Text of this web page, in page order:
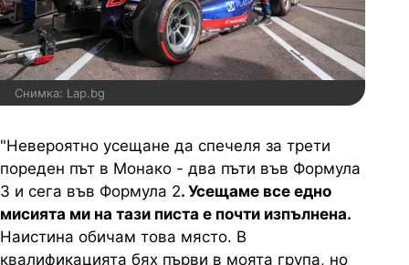
Снимка: Lap.bg
"Невероятно усещане да спечеля за трети
пореден път в Монако - два пъти във Формула
3 и сега във Формула 2. Усещаме все едно
мисията ми на тази писта е почти изпълнена.
Наистина обичам това място. В
квалификацията бях първи в моята група, но